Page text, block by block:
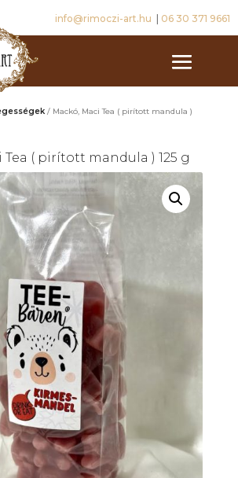
info@rimoczi-art.hu 06 30 371 9661
/ Mackó, Maci Tea ( pirított mandula )
Tea ( pirított mandula ) 125 g